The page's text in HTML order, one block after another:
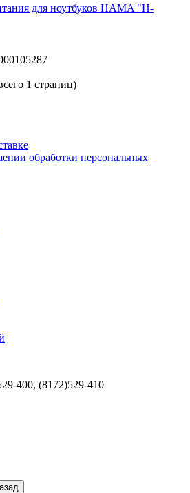
для ноутбуков HAMA "H-
1 страниц)
обработки персональных
400, (8172)529-410